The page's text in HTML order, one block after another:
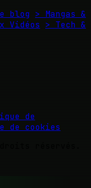
blog > Mangas &
Vidéos
> Tech &
de
de cookies